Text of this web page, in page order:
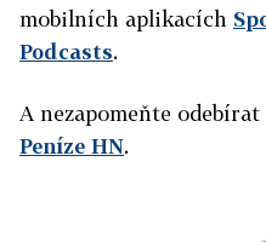
mobilních aplikacích
Podcasts.
A nezapomeňte
Peníze HN.